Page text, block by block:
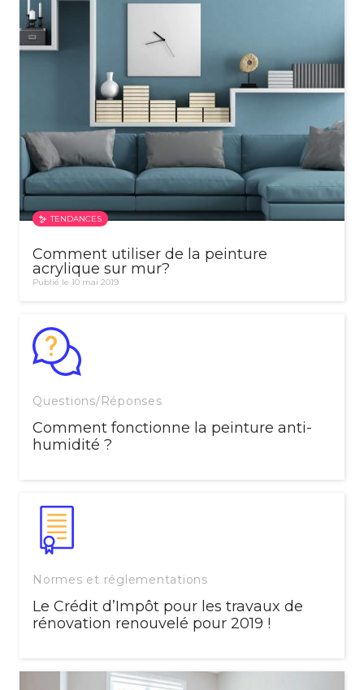
TENDANCES
Comment utiliser de la peinture
acrylique sur mur?
Publié le 10 mai 2019
Questions/Réponses
Comment fonctionne la peinture anti-
humidité ?
Normes et réglementations
Le Crédit d’Impôt pour les travaux de
rénovation renouvelé pour 2019 !